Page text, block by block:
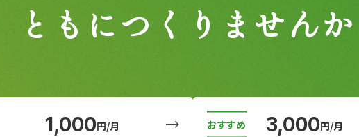
ともにつくりませんか
1,000円/月 3,000円/月